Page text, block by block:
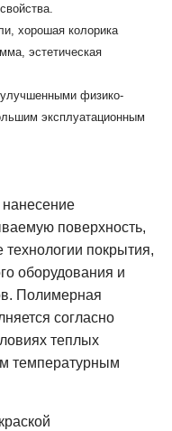
хорошая колорика
эстетическая
физико-
эксплуатационным
поверхность,
покрытия,
оборудования и
Полимерная
согласно
теплых
температурным